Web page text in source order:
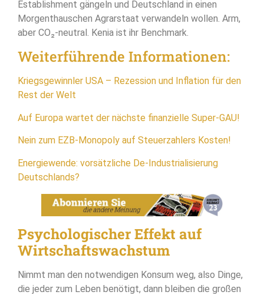
Establishment gängeln und Deutschland in einen
Morgenthauschen Agrarstaat verwandeln wollen. Arm,
aber CO₂-neutral. Kenia ist ihr Benchmark.
Weiterführende Informationen:
Kriegsgewinnler USA – Rezession und Inflation für den
Rest der Welt
Auf Europa wartet der nächste finanzielle Super-GAU!
Nein zum EZB-Monopoly auf Steuerzahlers Kosten!
Energiewende: vorsätzliche De-Industrialisierung
Deutschlands?
Psychologischer Effekt auf
Wirtschaftswachstum
Nimmt man den notwendigen Konsum weg, also Dinge,
die jeder zum Leben benötigt, dann bleiben die großen